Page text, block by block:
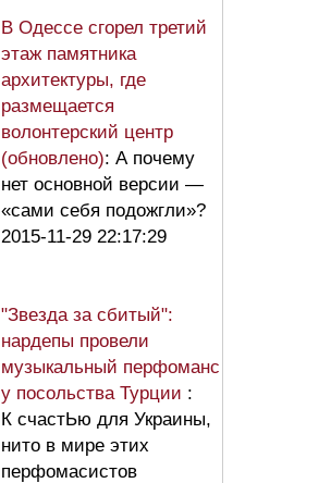
В Одессе сгорел третий
этаж памятника
архитектуры, где
размещается
волонтерский центр
(обновлено): А почему
нет основной версии —
«сами себя подожгли»?
2015-11-29 22:17:29
"Звезда за сбитый":
нардепы провели
музыкальный перфоманс
у посольства Турции :
К счастЬю для Украины,
нито в мире этих
перфомасистов